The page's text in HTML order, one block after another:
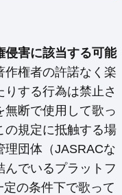
侵害に該当する可能
作権者の許諾なく楽
する行為は禁止さ
断で使用して歌っ
の規定に抵触する場
理団体（JASRACな
んでいるプラットフ
定の条件下で歌って